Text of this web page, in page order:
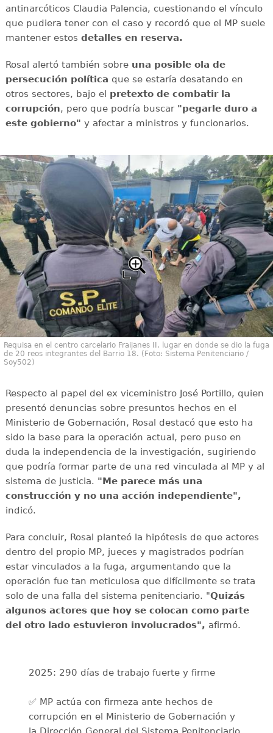
antinarcóticos Claudia Palencia, cuestionando el vínculo
que pudiera tener con el caso y recordó que el MP suele
mantener estos detalles en reserva.
Rosal alertó también sobre una posible ola de
persecución política que se estaría desatando en
otros sectores, bajo el pretexto de combatir la
corrupción, pero que podría buscar "pegarle duro a
este gobierno" y afectar a ministros y funcionarios.
Requisa en el centro carcelario Fraijanes II, lugar en donde se dio la fuga
de 20 reos integrantes del Barrio 18. (Foto: Sistema Penitenciario /
Soy502)
Respecto al papel del ex viceministro José Portillo, quien
presentó denuncias sobre presuntos hechos en el
Ministerio de Gobernación, Rosal destacó que esto ha
sido la base para la operación actual, pero puso en
duda la independencia de la investigación, sugiriendo
que podría formar parte de una red vinculada al MP y al
sistema de justicia. "Me parece más una
construcción y no una acción independiente",
indicó.
Para concluir, Rosal planteó la hipótesis de que actores
dentro del propio MP, jueces y magistrados podrían
estar vinculados a la fuga, argumentando que la
operación fue tan meticulosa que difícilmente se trata
solo de una falla del sistema penitenciario. "Quizás
algunos actores que hoy se colocan como parte
del otro lado estuvieron involucrados", afirmó.
2025: 290 días de trabajo fuerte y firme
✅ MP actúa con firmeza ante hechos de
corrupción en el Ministerio de Gobernación y